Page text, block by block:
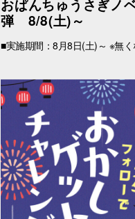
おぱんちゅうさぎノ
弾 8/8(土)～